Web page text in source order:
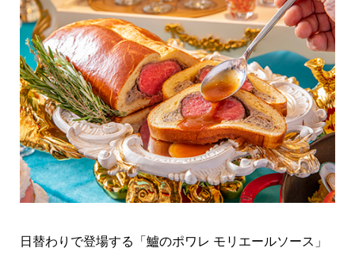
​日替わりで登場する「鱸のポワレ モリエールソース」